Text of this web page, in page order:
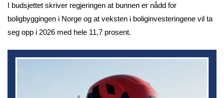
I budsjettet skriver regjeringen at bunnen er nådd for
boligbyggingen i Norge og at veksten i boliginvesteringene vil ta
seg opp i 2026 med hele 11,7 prosent.